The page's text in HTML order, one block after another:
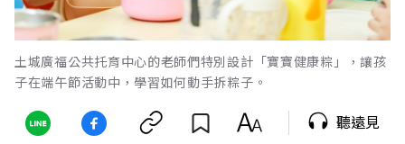
土城廣福公共托育中心的老師們特別設計「寶寶健康粽」，讓孩
子在端午節活動中，學習如何動手拆粽子。
聽遠見